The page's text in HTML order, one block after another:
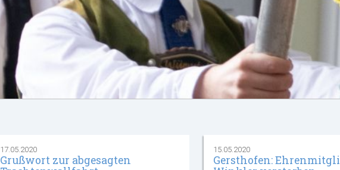
17.05.2020
Grußwort zur abgesagten
15.05.2020
Gersthofen: